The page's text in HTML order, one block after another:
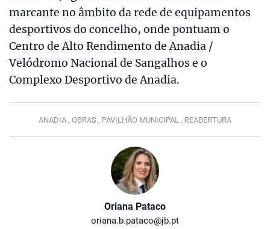
Oriana Pataco
oriana.b.pataco@jb.pt
marcante no âmbito da rede de equipamentos
desportivos do concelho, onde pontuam o
Centro de Alto Rendimento de Anadia /
Velódromo Nacional de Sangalhos e o
Complexo Desportivo de Anadia.
ANADIA , OBRAS , PAVILHÃO MUNICIPAL , REABERTURA